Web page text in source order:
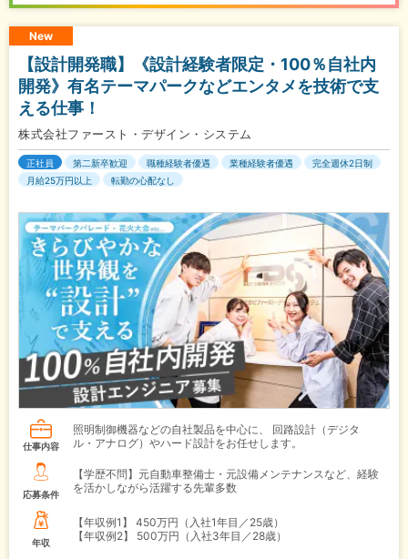
New
【設計開発職】《設計経験者限定・100％自社内
開発》有名テーマパークなどエンタメを技術で支
える仕事！
株式会社ファースト・デザイン・システム
正社員 第二新卒歓迎 職種経験者優遇 業種経験者優遇
完全週休2日制
月給25万円以上
転勤の心配なし
仕事内容
照明制御機器などの自社製品を中心に、 回路設計（デジタ
ル・アナログ）やハード設計をお任せします。
応募条件
【学歴不問】元自動車整備士・元設備メンテナンスなど、経験
を活かしながら活躍する先輩多数
年収
【年収例1】
450万円（入社1年目／25歳）
【年収例2】
500万円（入社3年目／28歳）